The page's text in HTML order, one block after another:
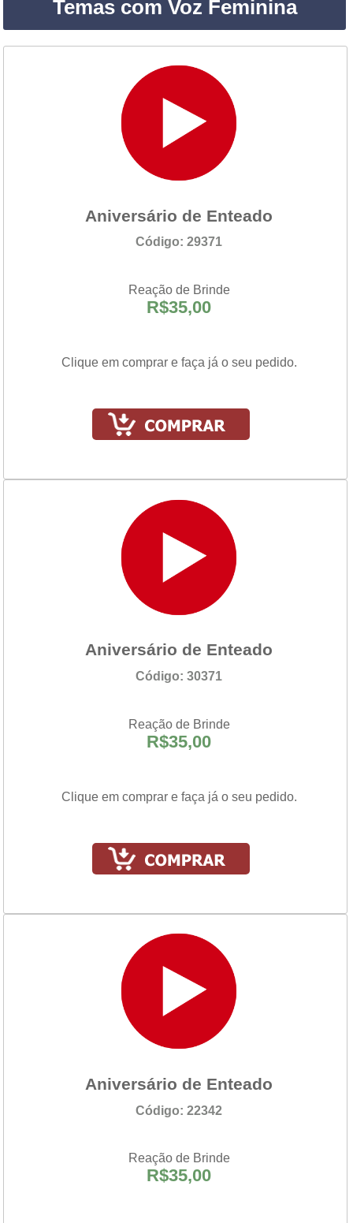
Temas com Voz Feminina
Aniversário de Enteado
Código: 29371
Reação de Brinde
R$35,00
Clique em comprar e faça já o seu pedido.
Aniversário de Enteado
Código: 30371
Reação de Brinde
R$35,00
Clique em comprar e faça já o seu pedido.
Aniversário de Enteado
Código: 22342
Reação de Brinde
R$35,00